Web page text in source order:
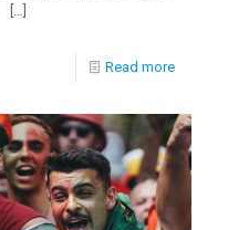
[…]
Read more